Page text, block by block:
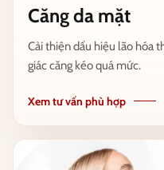
Căng da mặt
Cải thiện dấu hiệu lão hóa
giác căng kéo quá mức.
Xem tư vấn phù hợp